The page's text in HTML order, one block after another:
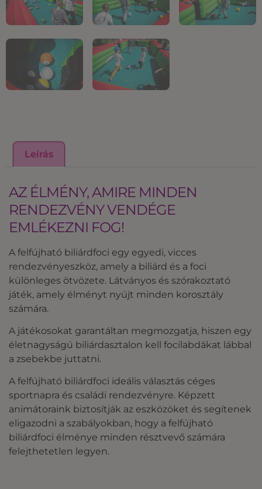
Leírás
AZ ÉLMÉNY, AMIRE MINDEN
RENDEZVÉNY VENDÉGE
EMLÉKEZNI FOG!
A felfújható biliárdfoci egy egyedi, vicces
rendezvényeszköz, amely a biliárd és a foci
különleges ötvözete. Látványos és szórakoztató
játék, amely élményt nyújt minden korosztály
számára.
A játékosokat garantáltan megmozgatja, hiszen egy
életnagyságú biliárdasztalon kell focilabdákat lábbal
a zsebekbe juttatni.
A felfújható biliárdfoci ideális választás céges
sportnapra és családi rendezvényre. Képzett
animátoraink biztosítják az eszközöket és segítenek
eligazodni a szabályokban, hogy a felfújható
biliárdfoci élménye minden résztvevő számára
felejthetetlen legyen.